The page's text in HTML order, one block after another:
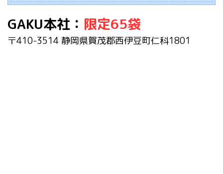
GAKU本社 ： 限定65袋
〒410-3514 静岡県賀茂郡西伊豆町仁科1801